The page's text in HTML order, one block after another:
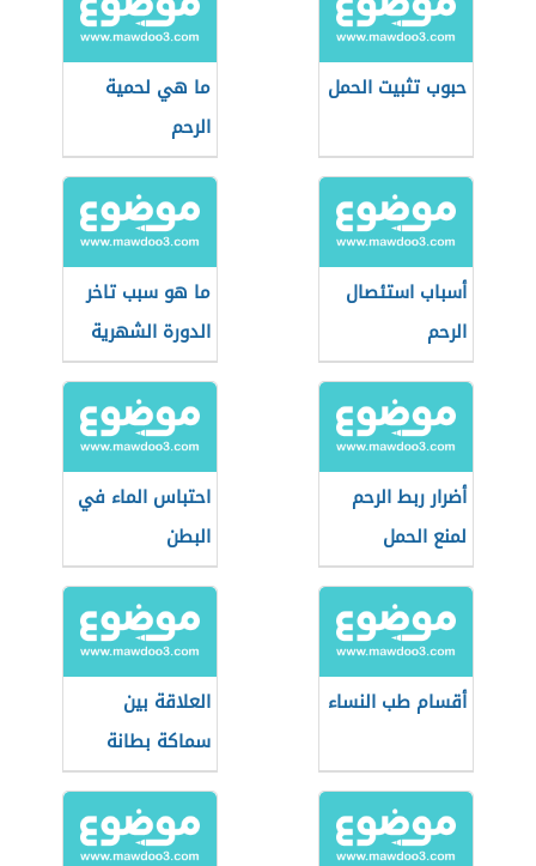
حبوب تثبيت الحمل
ما هي لحمية
الرحم
أسباب استئصال
الرحم
ما هو سبب تاخر
الدورة الشهرية
أضرار ربط الرحم
لمنع الحمل
احتباس الماء في
البطن
أقسام طب النساء
العلاقة بين
سماكة بطانة
الرحم والحمل